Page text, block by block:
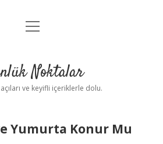
Anasayfa
Yasal Uyarı
menüyü
Noktalar
ve keyifli içeriklerle dolu.
Yumurta Konur Mu